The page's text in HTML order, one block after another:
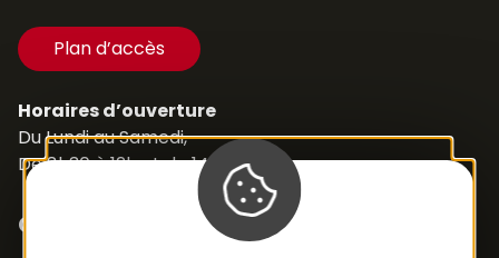
Plan d’accès
Horaires d’ouverture
Du Lundi au Samedi,
De 8h30 à 12h et de 14h à 18h
Contacts